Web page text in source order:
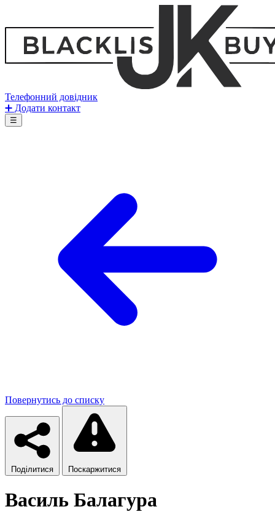
Телефонний довідник
➕ Додати контакт
☰
Повернутись до списку
Поділитися Поскаржитися
Василь Балагура